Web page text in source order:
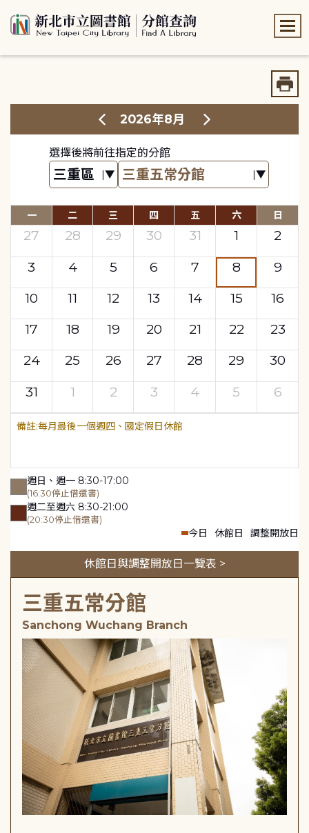
2026年8月
選擇後將前往指定的分館
一 二 三 四 五 六 日
27 28 29 30 31 1
2
3
4 5 6 7 8
9
10
11 12 13 14 15
16
17
18 19 20 21 22
23
24
25 26 27 28 29
30
31
1 2 3 4 5 6
每月最後一個週四、國定假日休館
週日、週一 8:30-17:00
(16:30停止借還書)
週二至週六 8:30-21:00
(20:30停止借還書)
今日 休館日 調整開放日
休館日與調整開放日一覽表 >
三重五常分館
Sanchong Wuchang Branch